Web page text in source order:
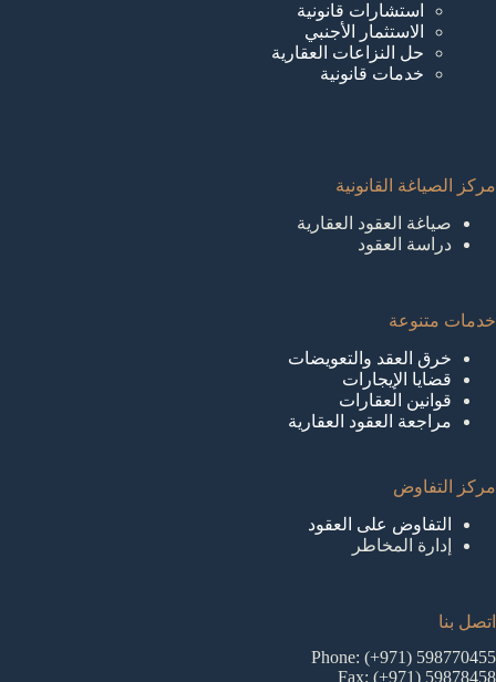
استشارات قانونية
الاستثمار الأجنبي
حل النزاعات العقارية
خدمات قانونية
مركز الصياغة القانونية
صياغة العقود العقارية
دراسة العقود
خدمات متنوعة
خرق العقد والتعويضات
قضايا الإيجارات
قوانين العقارات
مراجعة العقود العقارية
مركز التفاوض
التفاوض على العقود
إدارة المخاطر
اتصل بنا
Phone: (+971) 598770455
Fax: (+971) 59878458